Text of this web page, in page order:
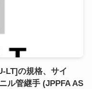
LT]の規格、サイ
ル管継手 (JPPFA AS